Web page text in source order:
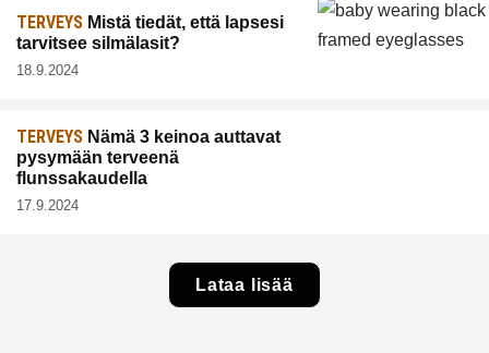
TERVEYS Mistä tiedät, että lapsesi
tarvitsee silmälasit?
18.9.2024
TERVEYS Nämä 3 keinoa auttavat
pysymään terveenä
flunssakaudella
17.9.2024
Lataa lisää